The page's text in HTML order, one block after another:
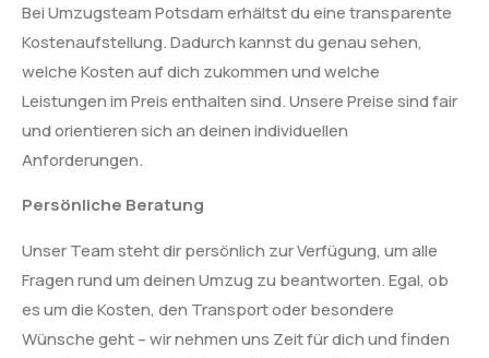
Bei Umzugsteam Potsdam erhältst du eine transparente
Kostenaufstellung. Dadurch kannst du genau sehen,
welche Kosten auf dich zukommen und welche
Leistungen im Preis enthalten sind. Unsere Preise sind fair
und orientieren sich an deinen individuellen
Anforderungen.
Persönliche Beratung
Unser Team steht dir persönlich zur Verfügung, um alle
Fragen rund um deinen Umzug zu beantworten. Egal, ob
es um die Kosten, den Transport oder besondere
Wünsche geht – wir nehmen uns Zeit für dich und finden